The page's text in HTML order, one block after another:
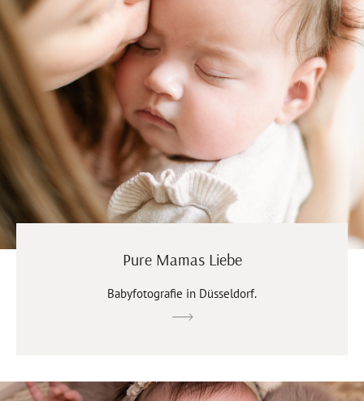
Pure Mamas Liebe
Babyfotografie in Düsseldorf.